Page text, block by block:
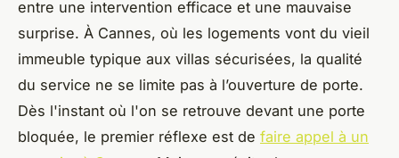
entre une intervention efficace et une mauvaise
surprise. À Cannes, où les logements vont du vieil
immeuble typique aux villas sécurisées, la qualité
du service ne se limite pas à l’ouverture de porte.
Dès l'instant où l'on se retrouve devant une porte
bloquée, le premier réflexe est de faire appel à un